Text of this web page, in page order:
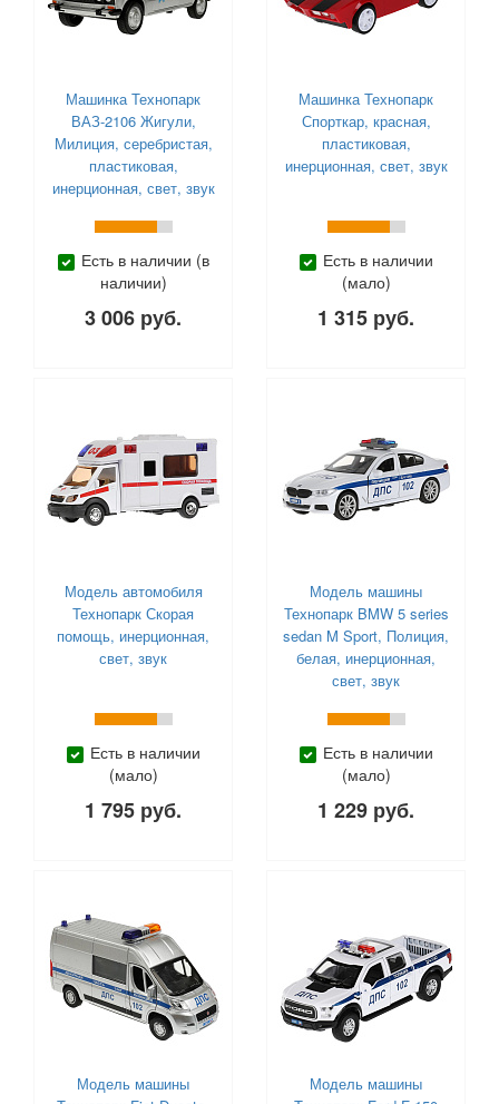
Машинка Технопарк
ВАЗ-2106 Жигули,
Милиция, серебристая,
пластиковая,
инерционная, свет, звук
Есть в наличии (в
наличии)
3 006 руб.
Машинка Технопарк
Спорткар, красная,
пластиковая,
инерционная, свет, звук
Есть в наличии
(мало)
1 315 руб.
Модель автомобиля
Технопарк Скорая
помощь, инерционная,
свет, звук
Есть в наличии
(мало)
1 795 руб.
Модель машины
Технопарк BMW 5 series
sedan M Sport, Полиция,
белая, инерционная,
свет, звук
Есть в наличии
(мало)
1 229 руб.
Модель машины
Модель машины